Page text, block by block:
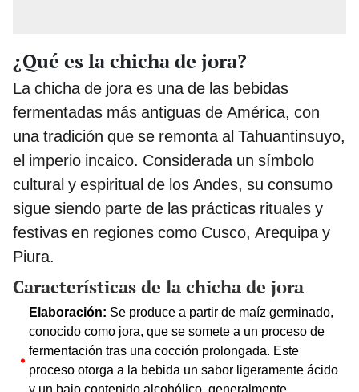
¿Qué es la chicha de jora?
La chicha de jora es una de las bebidas
fermentadas más antiguas de América, con
una tradición que se remonta al Tahuantinsuyo,
el imperio incaico. Considerada un símbolo
cultural y espiritual de los Andes, su consumo
sigue siendo parte de las prácticas rituales y
festivas en regiones como Cusco, Arequipa y
Piura.
Características de la chicha de jora
Elaboración: Se produce a partir de maíz germinado,
conocido como jora, que se somete a un proceso de
fermentación tras una cocción prolongada. Este
proceso otorga a la bebida un sabor ligeramente ácido